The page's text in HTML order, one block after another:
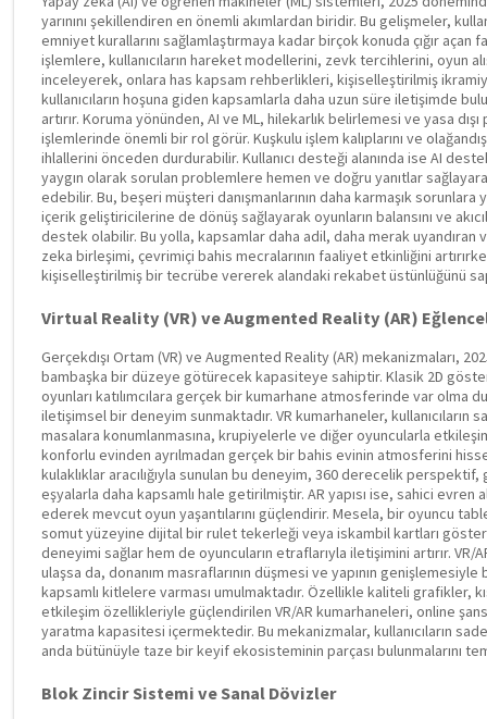
yarınını şekillendiren en önemli akımlardan biridir. Bu gelişmeler,
emniyet kurallarını sağlamlaştırmaya kadar birçok konuda çığır
işlemlere, kullanıcıların hareket modellerini, zevk tercihlerini, oyun
inceleyerek, onlara has kapsam rehberlikleri, kişiselleştirilmiş
kullanıcıların hoşuna giden kapsamlarla daha uzun süre iletişimde
artırır. Koruma yönünden, AI ve ML, hilekarlık belirlemesi ve yasa
işlemlerinde önemli bir rol görür. Kuşkulu işlem kalıplarını ve
ihlallerini önceden durdurabilir. Kullanıcı desteği alanında ise AI
yaygın olarak sorulan problemlere hemen ve doğru yanıtlar
edebilir. Bu, beşeri müşteri danışmanlarının daha karmaşık sorunlara
içerik geliştiricilerine de dönüş sağlayarak oyunların balansını ve
destek olabilir. Bu yolla, kapsamlar daha adil, daha merak uyandıran
zeka birleşimi, çevrimiçi bahis mecralarının faaliyet etkinliğini
kişiselleştirilmiş bir tecrübe vererek alandaki rekabet üstünlüğünü
Virtual Reality (VR) ve Augmented Reality (AR)
Gerçekdışı Ortam (VR) ve Augmented Reality (AR) mekanizmaları,
bambaşka bir düzeye götürecek kapasiteye sahiptir. Klasik 2D
oyunları katılımcılara gerçek bir kumarhane atmosferinde var olma
iletişimsel bir deneyim sunmaktadır. VR kumarhaneler, kullanıcıların
masalara konumlanmasına, krupiyelerle ve diğer oyuncularla
konforlu evinden ayrılmadan gerçek bir bahis evinin atmosferini
kulaklıklar aracılığıyla sunulan bu deneyim, 360 derecelik
eşyalarla daha kapsamlı hale getirilmiştir. AR yapısı ise, sahici
ederek mevcut oyun yaşantılarını güçlendirir. Mesela, bir oyuncu
somut yüzeyine dijital bir rulet tekerleği veya iskambil kartları
deneyimi sağlar hem de oyuncuların etraflarıyla iletişimini artırır. VR/
ulaşsa da, donanım masraflarının düşmesi ve yapının
kapsamlı kitlelere varması umulmaktadır. Özellikle kaliteli grafikler,
etkileşim özellikleriyle güçlendirilen VR/AR kumarhaneleri, online
yaratma kapasitesi içermektedir. Bu mekanizmalar, kullanıcıların
anda bütünüyle taze bir keyif ekosisteminin parçası bulunmalarını
Blok Zincir Sistemi ve Sanal Dövizler